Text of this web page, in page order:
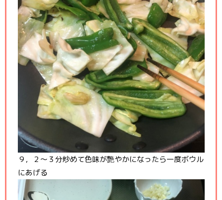
９，２〜３分炒めて色味が艷やかになったら一度ボウル
にあげる